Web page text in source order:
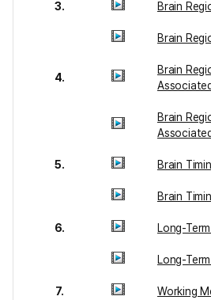
3. Brain
Brain
4.
Brain
Brain
5. Brain
Brain
6. Long-
Long-
7. Working